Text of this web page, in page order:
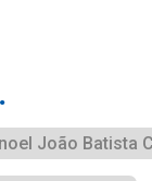
João Batista